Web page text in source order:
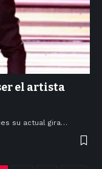
el artista
su actual gira…